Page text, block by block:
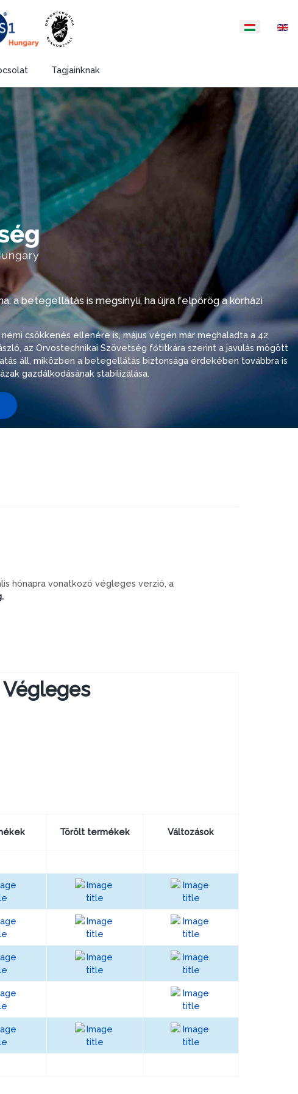
Válasszon nyelvet
Tagjainknak
a betegellátás is megsínyli, ha újra felpörög a kórházi
csökkenés ellenére is, május végén már meghaladta a 42
az Orvostechnikai Szövetség főtitkára szerint a javulás mögött
áll, miközben a betegellátás biztonsága érdekében továbbra is
gazdálkodásának stabilizálása.
hónapra vonatkozó végleges verzió, a
Végleges
Törölt termékek Változások